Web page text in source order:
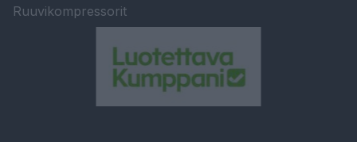
Ruuvikompressorit